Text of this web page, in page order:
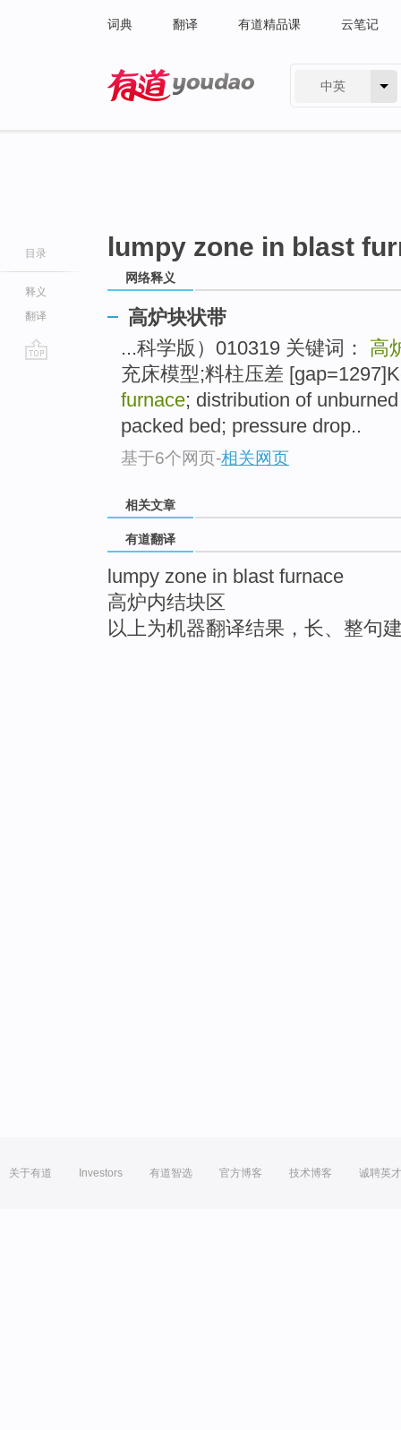
词典 翻译 有道精品课 云笔记
中英
目录
释义
翻译
lumpy zone in blast
网络释义
高炉块状带
...科学版）010319 关键词： 高
充床模型;料柱压差
furnace; distribution of
packed bed; pressure drop..
基于6个网页-相关网页
相关文章
有道翻译
lumpy zone in blast furnace
高炉内结块区
以上为机器翻译结果，长、整句
关于有道 Investors 有道智选 官方博客 技术博客 诚聘英才